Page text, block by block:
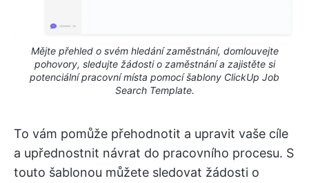
Mějte přehled o svém hledání zaměstnání, domlouvejte
pohovory, sledujte žádosti o zaměstnání a zajistěte si
potenciální pracovní místa pomocí šablony ClickUp Job
Search Template.
To vám pomůže přehodnotit a upravit vaše cíle
a upřednostnit návrat do pracovního procesu. S
touto šablonou můžete sledovat žádosti o